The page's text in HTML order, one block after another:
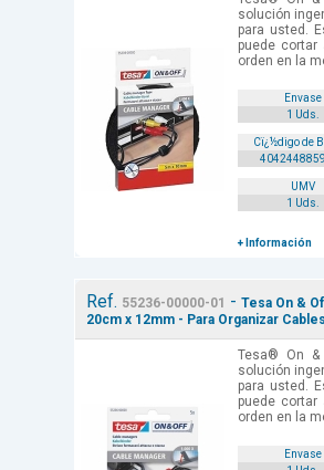
solución
para usted.
puede cortar
orden en la
Envase
1 Uds.
Cï¿½digo de
UMV
1 Uds.
+ Información
Ref. 55236-00000-01 - Tesa On &
20cm x 12mm - Para Organizar
Tesa® On
solución
para usted.
puede cortar
orden en la
Envase